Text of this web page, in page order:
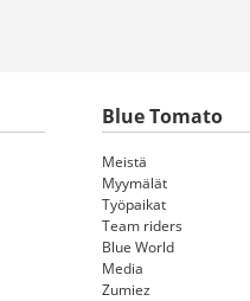
Blue Tomato
Meistä
Myymälät
Työpaikat
Team riders
Blue World
Media
Zumiez